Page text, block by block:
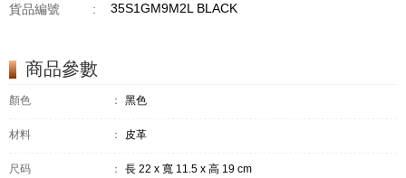
貨品編號 : 35S1GM9M2L BLACK
商品參數
顏色 ： 黑色
材料 ： 皮革
尺码 ： 長 22 x 寬 11.5 x 高 19 cm